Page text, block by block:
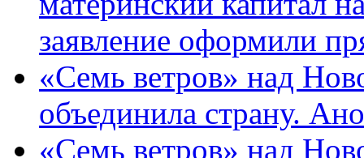
заявление оформили
«Семь ветров» над
объединила страну.
«Семь ветров» над